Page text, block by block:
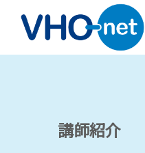
講師紹介